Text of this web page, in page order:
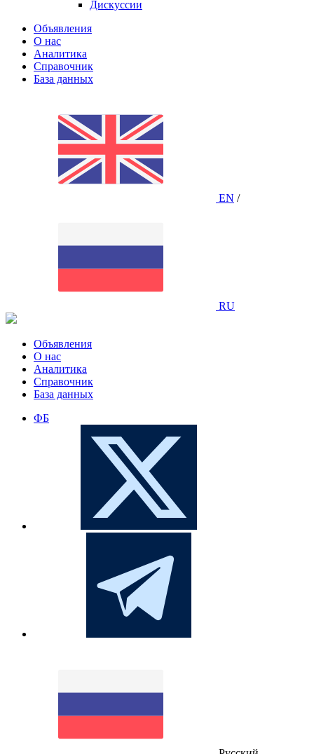
Дискуссии
Объявления
О нас
Аналитика
Справочник
База данных
EN /
RU
Объявления
О нас
Аналитика
Справочник
База данных
ФБ